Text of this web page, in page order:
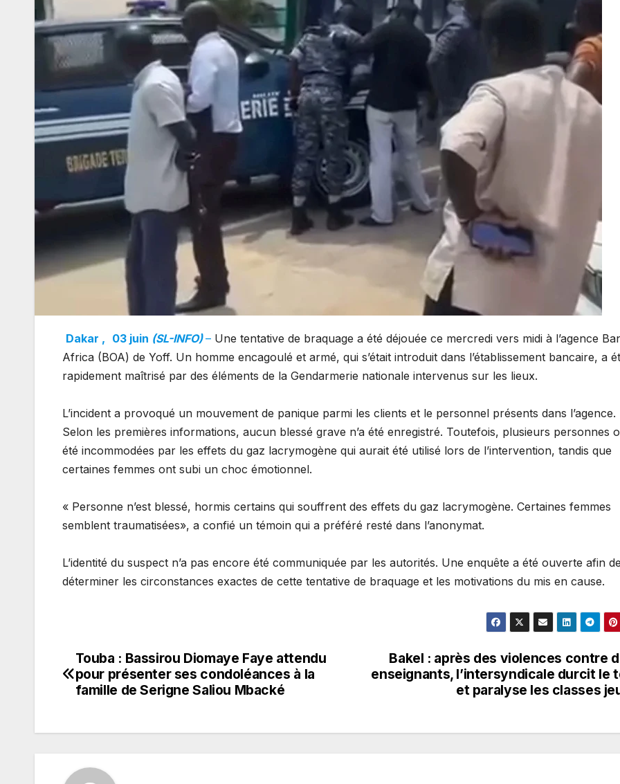
Dakar , 03 juin (SL-INFO)– Une tentative de braquage a été déjouée ce mercredi vers midi à l’agence
Africa (BOA) de Yoff. Un homme encagoulé et armé, qui s’était introduit dans l’établissement bancaire, a
rapidement maîtrisé par des éléments de la Gendarmerie nationale intervenus sur les lieux.
L’incident a provoqué un mouvement de panique parmi les clients et le personnel présents dans l’agence.
Selon les premières informations, aucun blessé grave n’a été enregistré. Toutefois, plusieurs personnes
été incommodées par les effets du gaz lacrymogène qui aurait été utilisé lors de l’intervention, tandis que
certaines femmes ont subi un choc émotionnel.
« Personne n’est blessé, hormis certains qui souffrent des effets du gaz lacrymogène. Certaines femmes
semblent traumatisées», a confié un témoin qui a préféré resté dans l’anonymat.
L’identité du suspect n’a pas encore été communiquée par les autorités. Une enquête a été ouverte afin de
déterminer les circonstances exactes de cette tentative de braquage et les motivations du mis en cause.
Navigation
de
Bakel : après des violences contre
enseignants, l’intersyndicale durcit le
et paralyse les classes
Touba : Bassirou Diomaye Faye attendu
pour présenter ses condoléances à la
famille de Serigne Saliou Mbacké